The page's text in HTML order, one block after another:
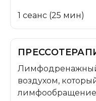
1 сеанс (25 мин)
воздухом,